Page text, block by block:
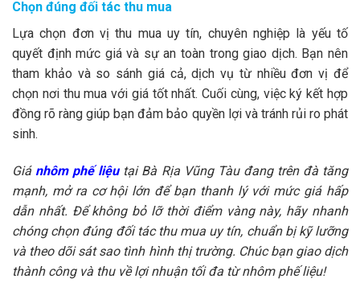
Chọn đúng đối tác thu mua
Lựa chọn đơn vị thu mua uy tín, chuyên nghiệp là yếu tố
quyết định mức giá và sự an toàn trong giao dịch. Bạn nên
tham khảo và so sánh giá cả, dịch vụ từ nhiều đơn vị để
chọn nơi thu mua với giá tốt nhất. Cuối cùng, việc ký kết hợp
đồng rõ ràng giúp bạn đảm bảo quyền lợi và tránh rủi ro phát
sinh.
Giá nhôm phế liệutại Bà Rịa Vũng Tàu đang trên đà tăng
mạnh, mở ra cơ hội lớn để bạn thanh lý với mức giá hấp
dẫn nhất. Để không bỏ lỡ thời điểm vàng này, hãy nhanh
chóng chọn đúng đối tác thu mua uy tín, chuẩn bị kỹ lưỡng
và theo dõi sát sao tình hình thị trường. Chúc bạn giao dịch
thành công và thu về lợi nhuận tối đa từ nhôm phế liệu!